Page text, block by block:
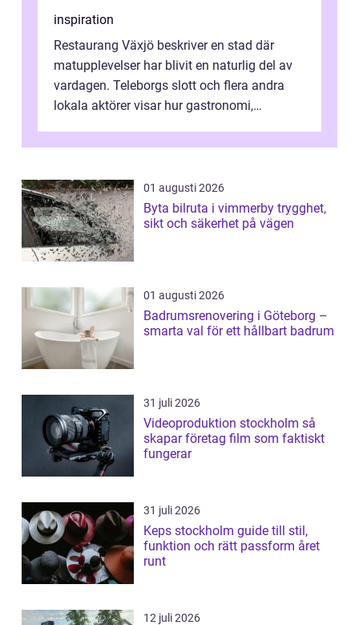
inspiration
Restaurang Växjö beskriver en stad där
matupplevelser har blivit en naturlig del av
vardagen. Teleborgs slott och flera andra
lokala aktörer visar hur gastronomi,
01 augusti 2026
Byta bilruta i vimmerby trygghet,
sikt och säkerhet på vägen
01 augusti 2026
Badrumsrenovering i Göteborg –
smarta val för ett hållbart badrum
31 juli 2026
Videoproduktion stockholm så
skapar företag film som faktiskt
fungerar
31 juli 2026
Keps stockholm guide till stil,
funktion och rätt passform året
runt
12 juli 2026